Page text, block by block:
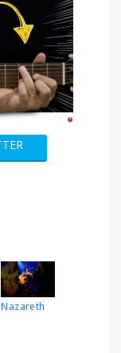
Nazareth